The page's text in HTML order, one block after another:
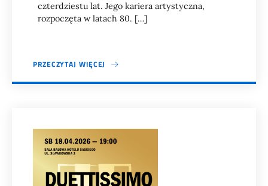
czterdziestu lat. Jego kariera artystyczna,
rozpoczęta w latach 80. […]
PRZECZYTAJ WIĘCEJ